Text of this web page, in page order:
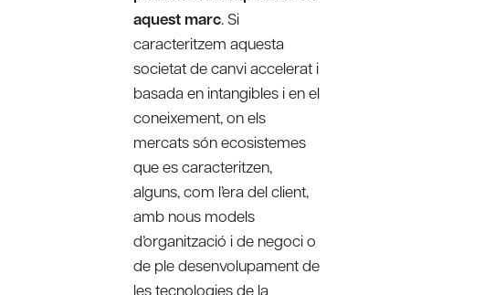
aquest marc. Si
caracteritzem aquesta
societat de canvi accelerat i
basada en intangibles i en el
coneixement, on els
mercats són ecosistemes
que es caracteritzen,
alguns, com l’era del client,
amb nous models
d’organització i de negoci o
de ple desenvolupament de
les tecnologies de la